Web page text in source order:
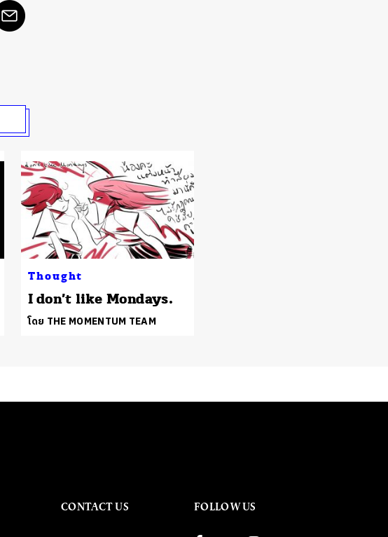
Thought
I don’t like Mondays.
โดย THE MOMENTUM TEAM
CONTACT US FOLLOW US